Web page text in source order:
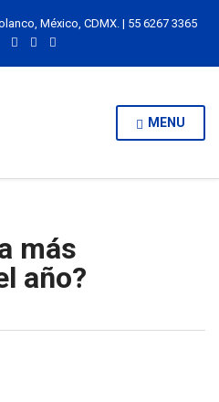
México, CDMX. | 55 6267 3365
MENU
más
año?